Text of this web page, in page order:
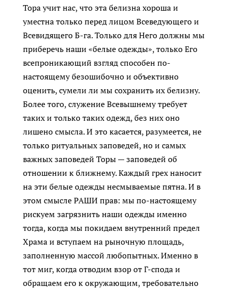
Тора учит нас, что эта белизна хороша и
уместна только перед лицом Всеведующего и
Всевидящего Б-га. Только для Него должны мы
приберечь наши «белые одежды», только Его
всепроникающий взгляд способен по-
настоящему безошибочно и объективно
оценить, сумели ли мы сохранить их белизну.
Более того, служение Всевышнему требует
таких и только таких одежд, без них оно
лишено смысла. И это касается, разумеется, не
только ритуальных заповедей, но и самых
важных заповедей Торы — заповедей об
отношении к ближнему. Каждый грех наносит
на эти белые одежды несмываемые пятна. И в
этом смысле РАШИ прав: мы по-настоящему
рискуем загрязнить наши одежды именно
тогда, когда мы покидаем внутренний предел
Храма и вступаем на рыночную площадь,
заполненную массой любопытных. Именно в
тот миг, когда отводим взор от Г-спода и
обращаем его к окружающим, требовательно